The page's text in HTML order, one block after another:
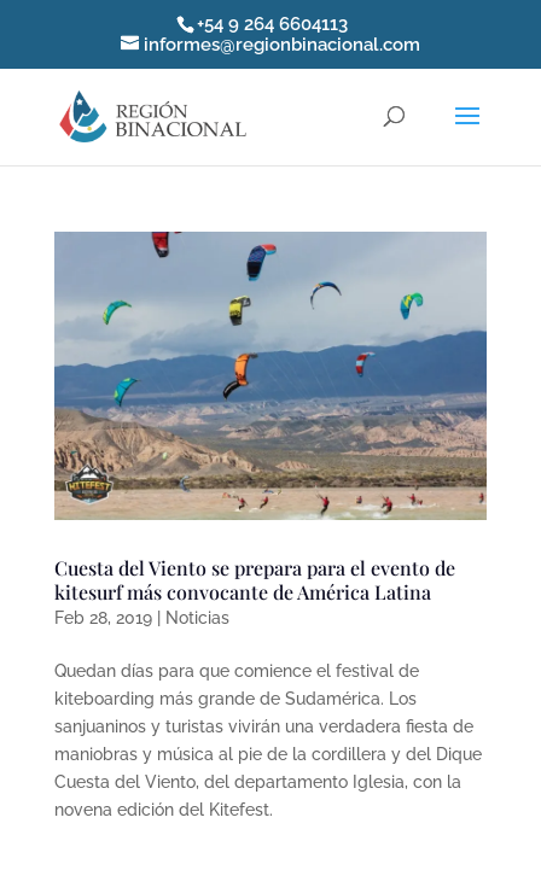
+54 9 264 6604113
informes@regionbinacional.com
Cuesta del Viento se prepara para el evento de
kitesurf más convocante de América Latina
Feb 28, 2019| Noticias
Quedan días para que comience el festival de
kiteboarding más grande de Sudamérica. Los
sanjuaninos y turistas vivirán una verdadera fiesta de
maniobras y música al pie de la cordillera y del Dique
Cuesta del Viento, del departamento Iglesia, con la
novena edición del Kitefest.